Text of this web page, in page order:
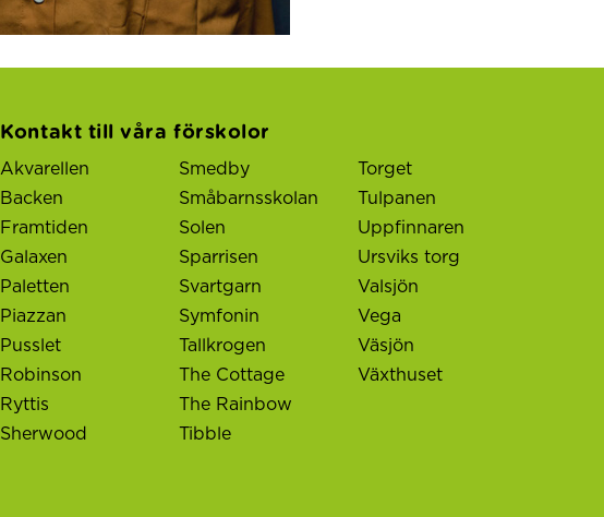
Kontakt till våra förskolor
Akvarellen
Backen
Framtiden
Galaxen
Paletten
Piazzan
Pusslet
Robinson
Ryttis
Sherwood
Smedby
Småbarnsskolan
Solen
Sparrisen
Svartgarn
Symfonin
Tallkrogen
The Cottage
The Rainbow
Tibble
Torget
Tulpanen
Uppfinnaren
Ursviks torg
Valsjön
Vega
Väsjön
Växthuset